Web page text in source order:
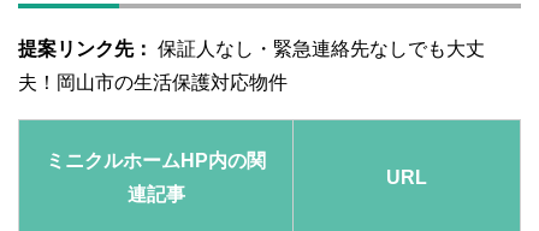
提案リンク先： 保証人なし・緊急連絡先なしでも大丈
夫！岡山市の生活保護対応物件
ミニクルホームHP内の関
連記事
URL